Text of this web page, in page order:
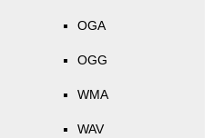
OGA
OGG
WMA
WAV